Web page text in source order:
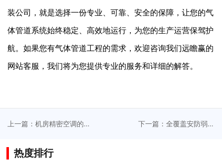
装公司，就是选择一份专业、可靠、安全的保障，让您的气
体管道系统始终稳定、高效地运行，为您的生产运营保驾护
航。如果您有气体管道工程的需求，欢迎咨询我们远瞻赢的
网站客服，我们将为您提供专业的服务和详细的解答。
上一篇：机房精密空调的
效运营
下一篇：全覆盖安防弱电
热度排行